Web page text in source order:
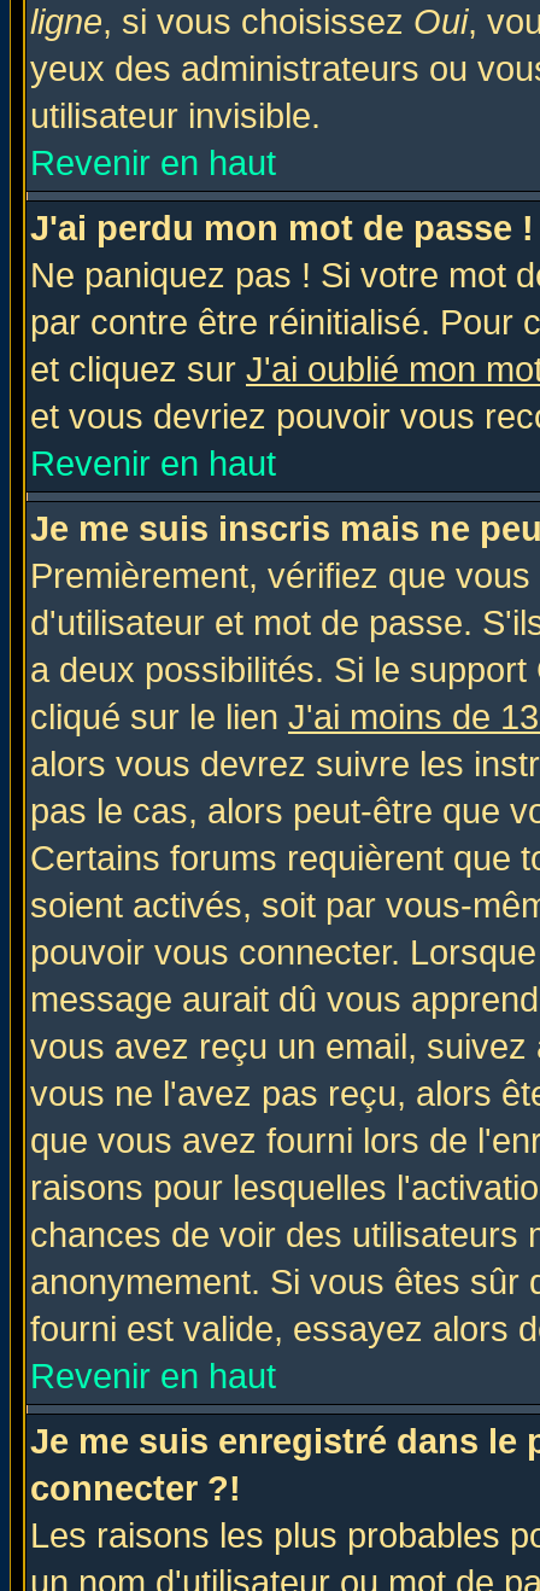
ligne, si vous choisissez Oui,
yeux des administrateurs ou
utilisateur invisible.
Revenir en haut
J'ai perdu mon mot de passe !
Ne paniquez pas ! Si votre mot
par contre être réinitialisé. Pour
et cliquez sur J'ai oublié mon
et vous devriez pouvoir vous
Revenir en haut
Je me suis inscris mais ne
Premièrement, vérifiez que
d'utilisateur et mot de passe.
a deux possibilités. Si le
cliqué sur le lien J'ai moins de
alors vous devrez suivre les
pas le cas, alors peut-être que
Certains forums requièrent que
soient activés, soit par vous-
pouvoir vous connecter.
message aurait dû vous
vous avez reçu un email,
vous ne l'avez pas reçu, alors
que vous avez fourni lors de
raisons pour lesquelles
chances de voir des utilisateurs
anonymement. Si vous êtes sûr
fourni est valide, essayez alors
Revenir en haut
Je me suis enregistré dans le
connecter ?!
Les raisons les plus probables
un nom d'utilisateur ou mot de